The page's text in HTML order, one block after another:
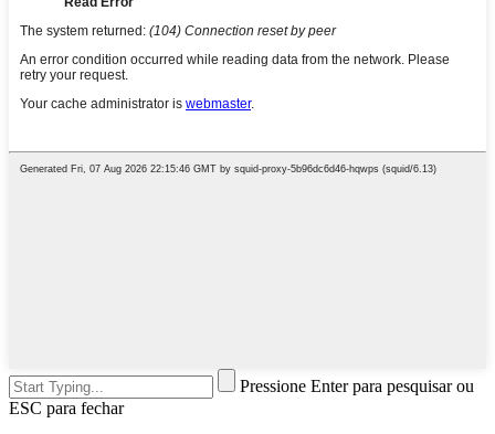
Pressione Enter para pesquisar ou
ESC para fechar